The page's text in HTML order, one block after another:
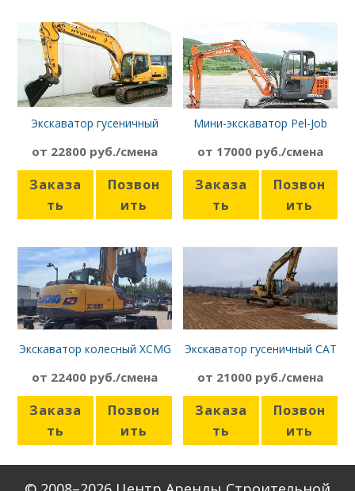
Экскаватор гусеничный
от 22800 руб./смена
Заказа
ть
Позвон
ить
Мини-экскаватор Pel-Job
ковшом
от 17000 руб./смена
Заказа
ть
Позвон
ить
Экскаватор колесный XCMG
от 22400 руб./смена
Заказа
ть
Позвон
ить
Экскаватор гусеничный CAT
от 21000 руб./смена
Заказа
ть
Позвон
ить